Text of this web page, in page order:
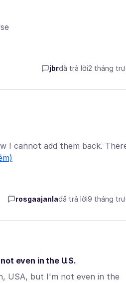
jbrđã trả lời2 tháng
I cannot add them back.
rosgaajanlađã trả lời9 tháng
even in the U.S.
USA, but I'm not even in the